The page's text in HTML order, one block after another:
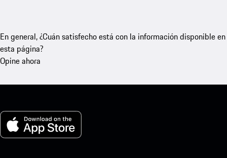
En general, ¿Cuán satisfecho está con la información disponible en
esta página?
Opine ahora